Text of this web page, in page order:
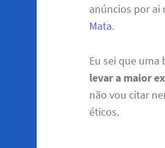
anúncios por ai
Mata.
Eu sei que
levar a maior
não vou citar
éticos.